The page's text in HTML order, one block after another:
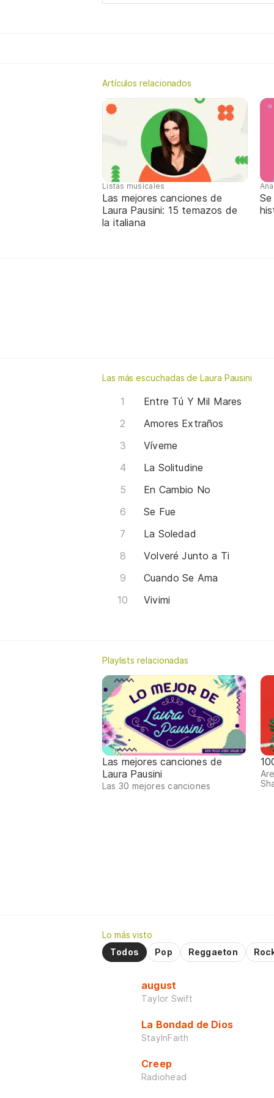
Artículos relacionados
Listas musicales
Las mejores canciones de
Laura Pausini: 15 temazos de
la italiana
Las más escuchadas de Laura Pausini
Entre Tú Y Mil Mares
Amores Extraños
Víveme
La Solitudine
En Cambio No
Se Fue
La Soledad
Volveré Junto a Ti
Cuando Se Ama
Vivimi
Playlists relacionadas
Las mejores canciones de
Laura Pausini
Las 30 mejores canciones
Lo más visto
Todos
Pop Reggaeton
august
Taylor Swift
La Bondad de Dios
StayInFaith
Creep
Radiohead